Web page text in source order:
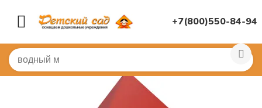
+7(800)550-84-94
Главная / ИНТЕРАКТИВНОЕ ОБОРУДОВАНИЕ